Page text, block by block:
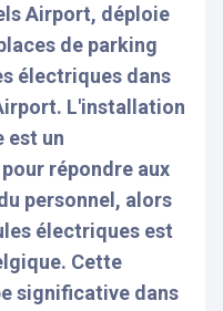
Airport, déploie
de parking
électriques dans
L'installation
est un
répondre aux
personnel, alors
électriques est
Cette
significative dans